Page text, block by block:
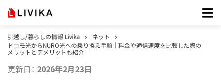
引越し/暮らしの情報 Livika
ネット
ドコモ光からNURO光への乗り換え手順｜料金や通信速度を比較した際の
メリットとデメリットも紹介
更新日： 2026年2月23日